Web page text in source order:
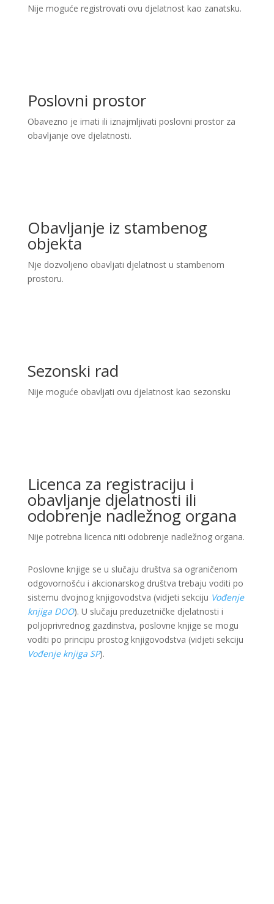
Nije moguće registrovati ovu djelatnost kao zanatsku.
Poslovni prostor
Obavezno je imati ili iznajmljivati poslovni prostor za
obavljanje ove djelatnosti.
Obavljanje iz stambenog
objekta
Nje dozvoljeno obavljati djelatnost u stambenom
prostoru.
Sezonski rad
Nije moguće obavljati ovu djelatnost kao sezonsku
Licenca za registraciju i
obavljanje djelatnosti ili
odobrenje nadležnog organa
Nije potrebna licenca niti odobrenje nadležnog organa.
Poslovne knjige se u slučaju društva sa ograničenom
odgovornošću i akcionarskog društva trebaju voditi po
sistemu dvojnog knjigovodstva (vidjeti sekciju Vođenje
knjiga DOO). U slučaju preduzetničke djelatnosti i
poljoprivrednog gazdinstva, poslovne knjige se mogu
voditi po principu prostog knjigovodstva (vidjeti sekciju
Vođenje knjiga SP).